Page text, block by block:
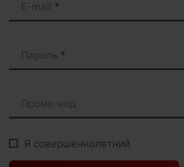
E-mail
Пароль
Промо-код
Я совершеннолетний